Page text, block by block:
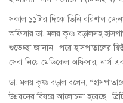
সকাল ১১টার দিকে তিনি বরিশাল
অফিসার ডা. মলয় কৃষ্ণ বড়ালসহ
শুভেচ্ছা জানান। পরে হাসপাতালের
সেবা নিয়ে মেডিকেল অফিসার, নার্স
ডা. মলয় কৃষ্ণ বড়াল বলেন,
উন্নয়নের বিষয়ে আলোচনা হয়েছে।